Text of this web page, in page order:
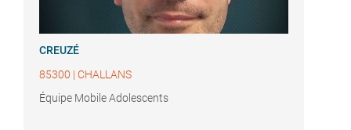
CREUZÉ
85300 | CHALLANS
Équipe Mobile Adolescents